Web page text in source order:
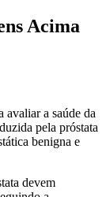
Acima
avaliar a saúde da
pela próstata
benigna e
devem